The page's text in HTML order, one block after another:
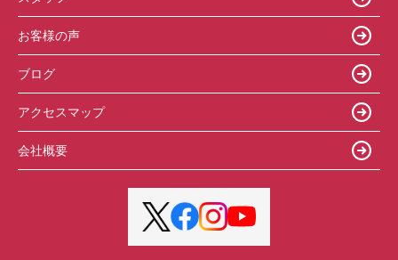
お客様の声
ブログ
アクセスマップ
会社概要